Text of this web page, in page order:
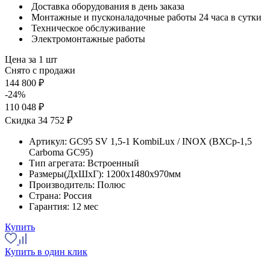
Доставка оборудования в день заказа
Монтажные и пусконаладочные работы 24 часа в сутки
Техническое обслуживание
Электромонтажные работы
Цена за 1 шт
Снято с продажи
144 800 ₽
-24%
110 048 ₽
Скидка 34 752 ₽
Артикул: GC95 SV 1,5-1 KombiLux / INOX (ВХСр-1,5
Carboma GC95)
Тип агрегата: Встроенный
Размеры(ДхШхГ): 1200x1480x970мм
Производитель: Полюс
Страна: Россия
Гарантия: 12 мес
Купить
Купить в один клик